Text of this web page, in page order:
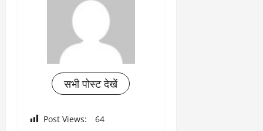
सभी पोस्ट देखें
Post Views: 64